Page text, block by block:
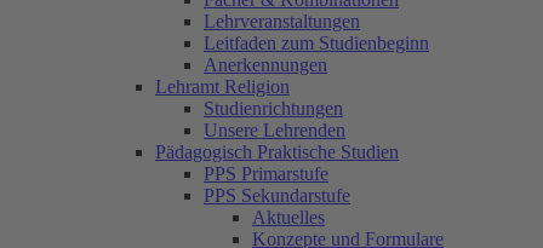
Lehrveranstaltungen
Leitfaden zum Studienbeginn
Anerkennungen
Lehramt Religion
Studienrichtungen
Unsere Lehrenden
Pädagogisch Praktische Studien
PPS Primarstufe
PPS Sekundarstufe
Aktuelles
Konzepte und Formulare